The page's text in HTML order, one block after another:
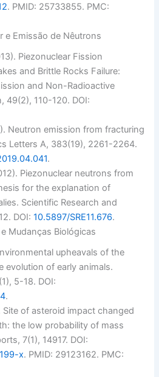
. PMID: 25733855. PMC:
e Emissão de Nêutrons
Piezonuclear Fission
and Brittle Rocks Failure:
and Non-Radioactive
, 49(2), 110-120. DOI:
Neutron emission from fracturing
Letters A, 383(19), 2261-2264.
.
Piezonuclear neutrons from
for the explanation of
Scientific Research and
DOI:10.5897/SRE11.676.
Mudanças Biológicas
upheavals of the
evolution of early animals.
5-18. DOI:
.
Site of asteroid impact changed
the low probability of mass
, 7(1), 14917. DOI:
x. PMID: 29123162. PMC: